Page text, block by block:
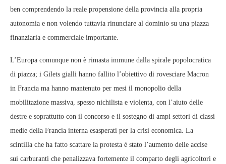
ben comprendendo la reale propensione della provincia alla propria
autonomia e non volendo tuttavia rinunciare al dominio su una piazza
finanziaria e commerciale importante.
L’Europa comunque non è rimasta immune dalla spirale popolocratica
di piazza; i Gilets gialli hanno fallito l’obiettivo di rovesciare Macron
in Francia ma hanno mantenuto per mesi il monopolio della
mobilitazione massiva, spesso nichilista e violenta, con l’aiuto delle
destre e soprattutto con il concorso e il sostegno di ampi settori di classi
medie della Francia interna esasperati per la crisi economica. La
scintilla che ha fatto scattare la protesta è stato l’aumento delle accise
sui carburanti che penalizzava fortemente il comparto degli agricoltori e